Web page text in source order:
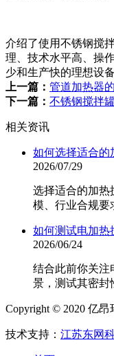
介绍了使用不锈钢搅
理、技术水平高、操
少和生产快的理想设备
上一篇： 管道加热器
下一篇： 不锈钢搅拌
相关资讯
如何选择适合的
2026/07/29
选择适合的加热
模、行业合规
如何测试电加热
2026/06/24
结合此前你关注
景，测试其密
Copyright © 2020 亿昂
技术支持： 江苏东网